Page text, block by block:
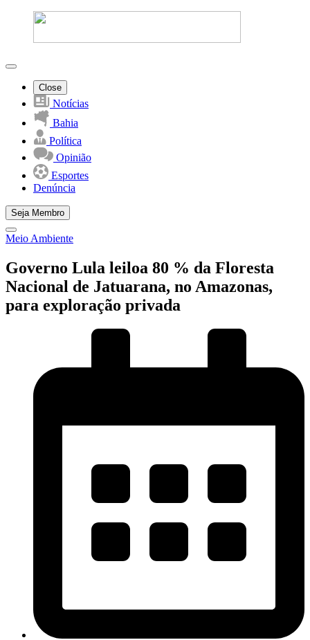
Close
Notícias
Bahia
Política
Opinião
Esportes
Denúncia
Seja Membro
Meio Ambiente
Governo Lula leiloa 80 % da Floresta
Nacional de Jatuarana, no Amazonas,
para exploração privada